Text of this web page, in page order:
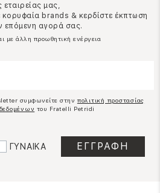
εταιρείας μας,
brands & κερδίστε έκπτωση
επόμενη αγορά σας.
με άλλη προωθητική ενέργεια
συμφωνείτε στην πολιτική προστασίας
του Fratelli Petridi
ΓΥΝΑΙΚΑ